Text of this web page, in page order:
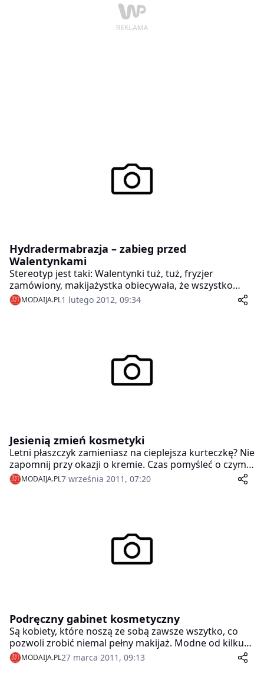
Hydradermabrazja – zabieg przed
Walentynkami
Stereotyp jest taki: Walentynki tuż, tuż, fryzjer
zamówiony, makijażystka obiecywała, że wszystko
zatuszuje, a tu – niestety – grube warstwy fluidu i
pudru nie są w stanie ukryć prawdy o naszej cerze…
MODAIJA.PL1 lutego 2012, 09:34
Jesienią zmień kosmetyki
Letni płaszczyk zamieniasz na cieplejsza kurteczkę? Nie
zapomnij przy okazji o kremie. Czas pomyśleć o czymś
gęstszym niż nawilżające cudo, które stoi na półce w
łazience. Skóra tez potrzebuje ochrony przed wiatrem
ponieważ receptorów zimna jest na niej kilka razy
więcej niż receptorów ciepła.
MODAIJA.PL7 września 2011, 07:20
Podręczny gabinet kosmetyczny
Są kobiety, które noszą ze sobą zawsze wszytko, co
pozwoli zrobić niemal pełny makijaż. Modne od kilku
lat duże torebki pozwalają na to. Nosimy więc solidne
kosmetyczki, a czasem mamy w torbie sekretną
MODAIJA.PL27 marca 2011, 09:13